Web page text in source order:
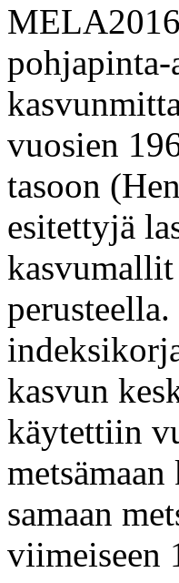
vuosien
tasoon
esitettyjä
kasvun
käytettiin
samaan
viimeiseen